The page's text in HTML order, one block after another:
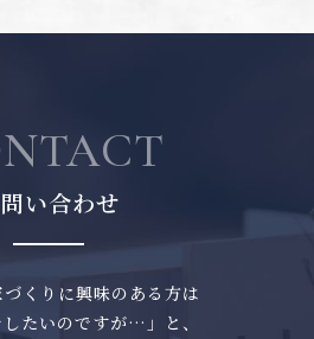
い合わせ
くりに興味のある方は
したいのですが…」と、